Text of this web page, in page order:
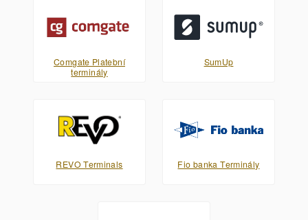
Comgate Platební
terminály
SumUp
REVO Terminals Fio banka Terminály